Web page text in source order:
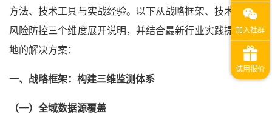
方法、技术工具与实战经验。以下从战略框架、技术实现、
风险防控三个维度展开说明，并结合最新行业实践提供可落
地的解决方案：
一、战略框架：构建三维监测体系
（一）全域数据源覆盖